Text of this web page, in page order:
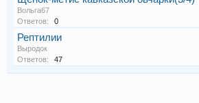
Вольга67
Ответов:
0
Рептилии
Выродок
Ответов:
47